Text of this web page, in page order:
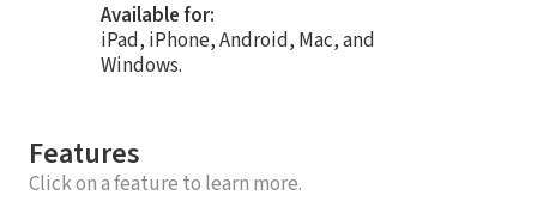
Available for:
iPad, iPhone, Android, Mac, and
Windows.
Features
Click on a feature to learn more.